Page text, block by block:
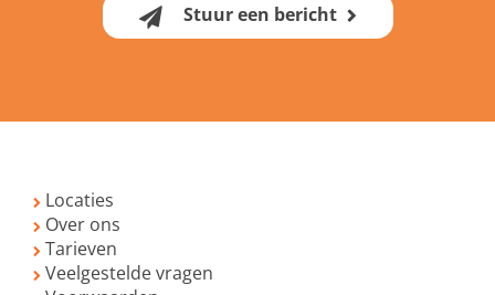
Stuur een bericht
Locaties
Over ons
Tarieven
Veelgestelde vragen